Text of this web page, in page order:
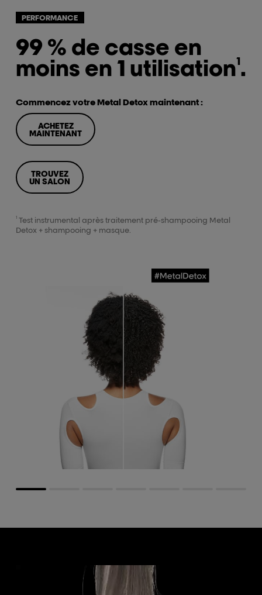
PERFORMANCE
99 % de casse en
moins en 1 utilisation1.
Commencez votre Metal Detox maintenant :
ACHETEZ
MAINTENANT
TROUVEZ
UN SALON
1Test instrumental après traitement pré-shampooing Metal
Detox + shampooing + masque.